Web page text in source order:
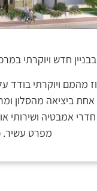
בבניין חדש ויוקרתי
שינה, 2 חדרי אמבטיה
מפרט עשיר.